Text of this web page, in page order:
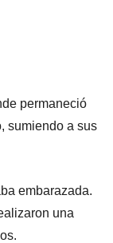
permaneció
sumiendo a sus
embarazada.
una